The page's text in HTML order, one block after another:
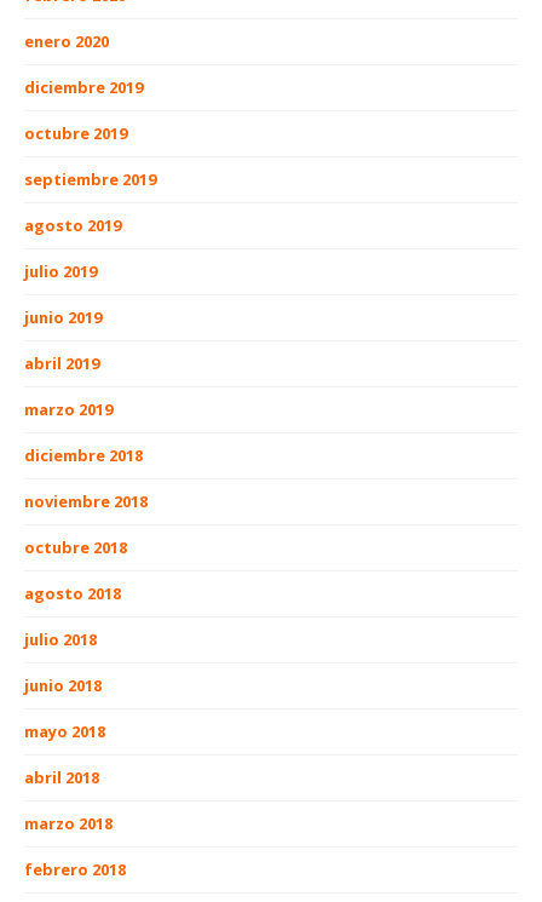
enero 2020
diciembre 2019
octubre 2019
septiembre 2019
agosto 2019
julio 2019
junio 2019
abril 2019
marzo 2019
diciembre 2018
noviembre 2018
octubre 2018
agosto 2018
julio 2018
junio 2018
mayo 2018
abril 2018
marzo 2018
febrero 2018